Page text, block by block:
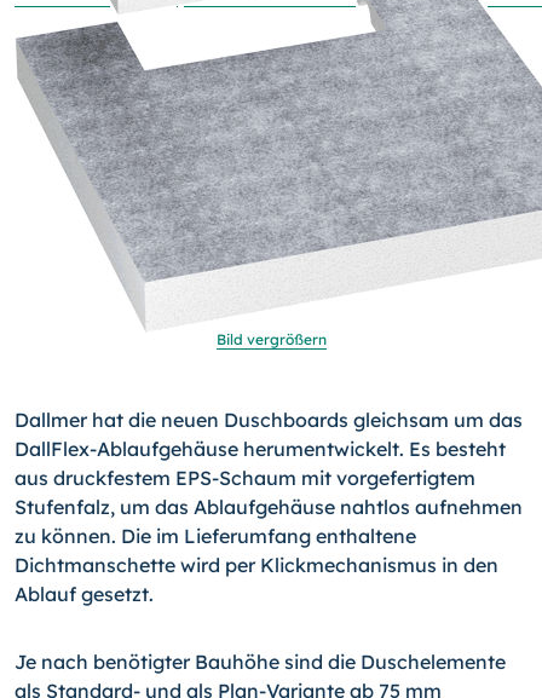
Bild vergrößern
Dallmer hat die neuen Duschboards gleichsam um das
DallFlex-Ablaufgehäuse herumentwickelt. Es besteht
aus druckfestem EPS-Schaum mit vorgefertigtem
Stufenfalz, um das Ablaufgehäuse nahtlos aufnehmen
zu können. Die im Lieferumfang enthaltene
Dichtmanschette wird per Klickmechanismus in den
Ablauf gesetzt.
Je nach benötigter Bauhöhe sind die Duschelemente
als Standard- und als Plan-Variante ab 75 mm